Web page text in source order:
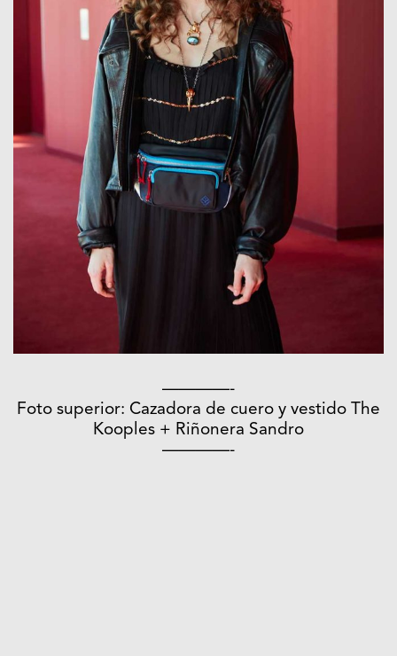
————-
Foto superior: Cazadora de cuero y vestido The
Kooples + Riñonera Sandro
————-